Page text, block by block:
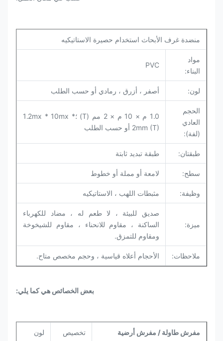
منضدة غرف الأبحاث استخدام حصيرة الاستاتيكيه
مواد
البناء:
PVC
لون: أصفر ، أزرق ، رمادي أو حسب الطلب
الحجم
العادي
(لفة):
1.0 م × 10 م × 2 مم (T) ؛1.2mx * 10mx *
2mm (T) أو حسب الطلب
طبقتان: طبقة تبديد ثابتة
سطح: لامعة أو مملة أو خطوط
وظيفة: مثبطات اللهب ، الاستاتيكيه
ميزة:
صديق للبيئة ، لا طعم له ، مضاد للكهرباء
الساكنة ، مقاوم للانحناء ، مقاوم للشيخوخة
ومقاوم للتمزق.
ملاحظات: الأحجام أعلاه قياسية ، وحجم مخصص متاح.
بعض الخصائص هي كما يلي:
مفرش طاولة / مفرش أرضية تخصيص لون